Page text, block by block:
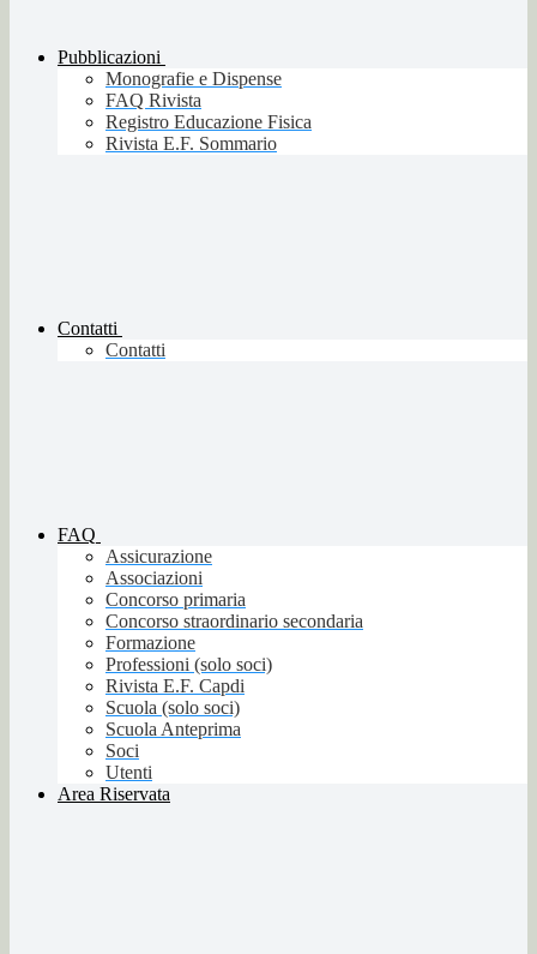
Pubblicazioni
Monografie e Dispense
FAQ Rivista
Registro Educazione Fisica
Rivista E.F. Sommario
Contatti
Contatti
FAQ
Assicurazione
Associazioni
Concorso primaria
Concorso straordinario secondaria
Formazione
Professioni (solo soci)
Rivista E.F. Capdi
Scuola (solo soci)
Scuola Anteprima
Soci
Utenti
Area Riservata